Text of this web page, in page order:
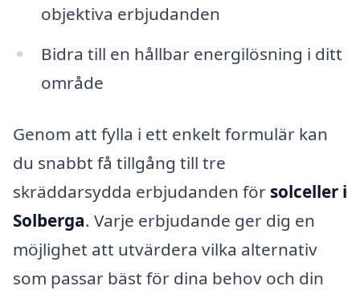
objektiva erbjudanden
Bidra till en hållbar energilösning i ditt
område
Genom att fylla i ett enkelt formulär kan
du snabbt få tillgång till tre
skräddarsydda erbjudanden för solceller i
Solberga. Varje erbjudande ger dig en
möjlighet att utvärdera vilka alternativ
som passar bäst för dina behov och din